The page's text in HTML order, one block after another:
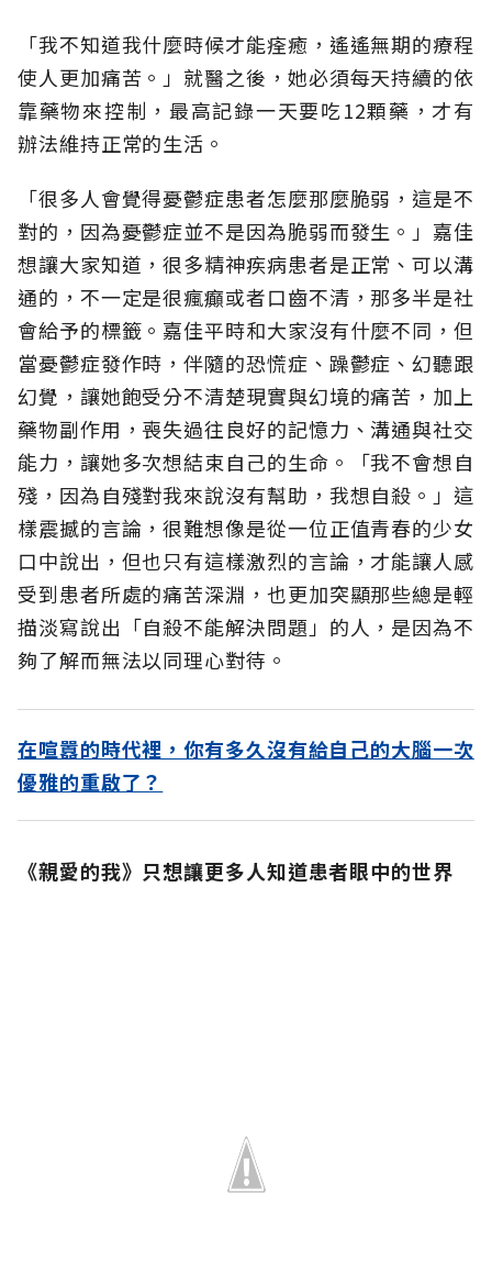
「我不知道我什麼時候才能痊癒，遙遙無期的療程
使人更加痛苦。」就醫之後，她必須每天持續的依
靠藥物來控制，最高記錄一天要吃12顆藥，才有
辦法維持正常的生活。
「很多人會覺得憂鬱症患者怎麼那麼脆弱，這是不
對的，因為憂鬱症並不是因為脆弱而發生。」嘉佳
想讓大家知道，很多精神疾病患者是正常、可以溝
通的，不一定是很瘋癲或者口齒不清，那多半是社
會給予的標籤。嘉佳平時和大家沒有什麼不同，但
當憂鬱症發作時，伴隨的恐慌症、躁鬱症、幻聽跟
幻覺，讓她飽受分不清楚現實與幻境的痛苦，加上
藥物副作用，喪失過往良好的記憶力、溝通與社交
能力，讓她多次想結束自己的生命。「我不會想自
殘，因為自殘對我來說沒有幫助，我想自殺。」這
樣震撼的言論，很難想像是從一位正值青春的少女
口中說出，但也只有這樣激烈的言論，才能讓人感
受到患者所處的痛苦深淵，也更加突顯那些總是輕
描淡寫說出「自殺不能解決問題」的人，是因為不
夠了解而無法以同理心對待。
在喧囂的時代裡，你有多久沒有給自己的大腦一次
優雅的重啟了？
《親愛的我》只想讓更多人知道患者眼中的世界